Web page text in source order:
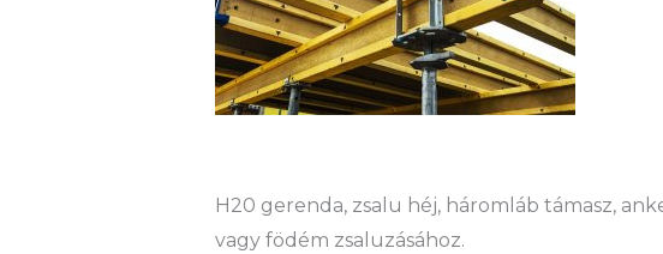
H20 gerenda, zsalu héj, háromláb támasz,
vagy födém zsaluzásához.